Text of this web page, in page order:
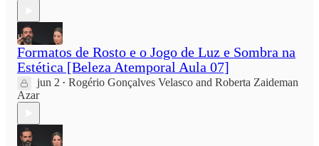
Formatos de Rosto e o Jogo de Luz e Sombra na
Estética [Beleza Atemporal Aula 07]
jun 2 • Rogério Gonçalves Velasco and Roberta Zaideman
Azar